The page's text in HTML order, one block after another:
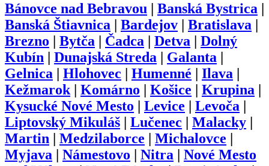
Bánovce nad Bebravou Banská Bystrica
Banská Štiavnica
Bardejov Bratislava
Brezno
Bytča Čadca Detva
Dolný
Kubín
Dunajská Streda Galanta
Gelnica
Hlohovec Humenné Ilava
Kežmarok| Komárno Košice Krupina
Kysucké Nové Mesto
Levice Levoča
Liptovský Mikuláš
Lučenec Malacky
Martin
Medzilaborce Michalovce
Myjava
Námestovo Nitra
Nové Mesto